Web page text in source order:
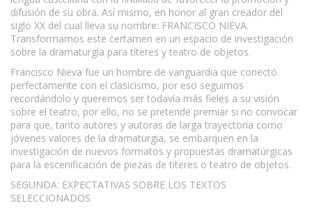
difusión de su obra. Así mismo, en honor al gran creador del
siglo XX del cual lleva su nombre: FRANCISCO NIEVA.
Transformamos este certamen en un espacio de investigación
sobre la dramaturgia para títeres y teatro de objetos.
Francisco Nieva fue un hombre de vanguardia que conectó
perfectamente con el clasicismo, por eso seguimos
recordándolo y queremos ser todavía más fieles a su visión
sobre el teatro, por ello, no se pretende premiar si no convocar
para que, tanto autores y autoras de larga trayectoria como
jóvenes valores de la dramaturgia, se embarquen en la
investigación de nuevos formatos y propuestas dramatúrgicas
para la escenificación de piezas de títeres o teatro de objetos.
SEGUNDA: EXPECTATIVAS SOBRE LOS TEXTOS
SELECCIONADOS